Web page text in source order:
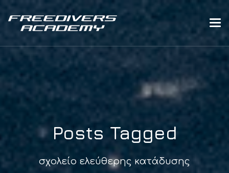
Posts Tagged
σχολείο ελεύθερης κατάδυσης